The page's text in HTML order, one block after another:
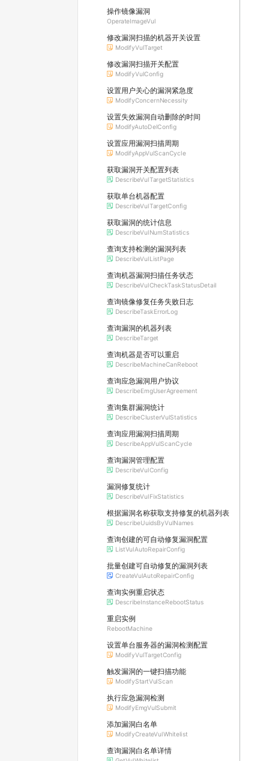
操作镜像漏洞
OperateImageVul
修改漏洞扫描的机器开关设置
ModifyVulTarget
修改漏洞扫描开关配置
ModifyVulConfig
设置用户关心的漏洞紧急度
ModifyConcernNecessity
设置失效漏洞自动删除的时间
ModifyAutoDelConfig
设置应用漏洞扫描周期
ModifyAppVulScanCycle
获取漏洞开关配置列表
DescribeVulTargetStatistics
获取单台机器配置
DescribeVulTargetConfig
获取漏洞的统计信息
DescribeVulNumStatistics
查询支持检测的漏洞列表
DescribeVulListPage
查询机器漏洞扫描任务状态
DescribeVulCheckTaskStatusDetail
查询镜像修复任务失败日志
DescribeTaskErrorLog
查询漏洞的机器列表
DescribeTarget
查询机器是否可以重启
DescribeMachineCanReboot
查询应急漏洞用户协议
DescribeEmgUserAgreement
查询集群漏洞统计
DescribeClusterVulStatistics
查询应用漏洞扫描周期
DescribeAppVulScanCycle
查询漏洞管理配置
DescribeVulConfig
漏洞修复统计
DescribeVulFixStatistics
根据漏洞名称获取支持修复的机器列表
DescribeUuidsByVulNames
查询创建的可自动修复漏洞配置
ListVulAutoRepairConfig
批量创建可自动修复的漏洞列表
CreateVulAutoRepairConfig
查询实例重启状态
DescribeInstanceRebootStatus
重启实例
RebootMachine
设置单台服务器的漏洞检测配置
ModifyVulTargetConfig
触发漏洞的一键扫描功能
ModifyStartVulScan
执行应急漏洞检测
ModifyEmgVulSubmit
添加漏洞白名单
ModifyCreateVulWhitelist
查询漏洞白名单详情